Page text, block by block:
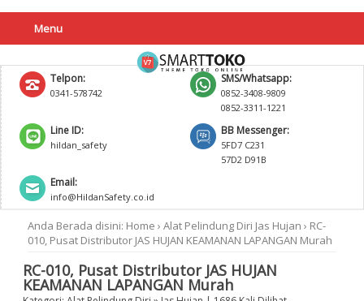
Menu
Telpon:
0341-578742
SMS/Whatsapp:
0852-3408-9809
0852-3311-1221
Line ID:
hildan_safety
BB Messenger:
5FD7 C231
57D2 D91B
Email:
info@HildanSafety.co.id
Anda Berada disini: Home › Alat Pelindung Diri Jas Hujan › RC-
010, Pusat Distributor JAS HUJAN KEAMANAN LAPANGAN Murah
RC-010, Pusat Distributor JAS HUJAN
KEAMANAN LAPANGAN Murah